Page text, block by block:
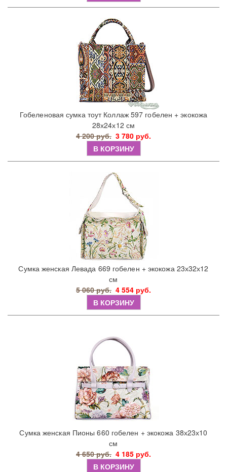
Гобеленовая сумка тоут Коллаж 597 гобелен + экокожа
28х24х12 см
4 200 руб. 3 780 руб.
В КОРЗИНУ
Сумка женская Левада 669 гобелен + экокожа 23х32х12
см
5 060 руб. 4 554 руб.
В КОРЗИНУ
Сумка женская Пионы 660 гобелен + экокожа 38х23х10
см
4 650 руб. 4 185 руб.
В КОРЗИНУ